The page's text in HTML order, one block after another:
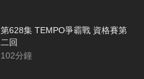
第628集 TEMPO爭霸戰 資格賽第
二回
102分鐘